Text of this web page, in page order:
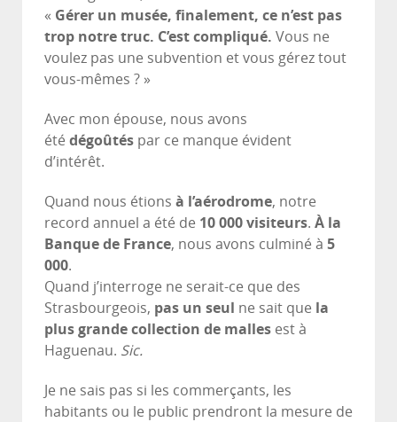
« Gérer un musée, finalement, ce n’est pas
trop notre truc. C’est compliqué. Vous ne
voulez pas une subvention et vous gérez tout
vous-mêmes ? »
Avec mon épouse, nous avons
été dégoûtés par ce manque évident
d’intérêt.
Quand nous étions à l’aérodrome, notre
record annuel a été de 10 000 visiteurs. À la
Banque de France, nous avons culminé à 5
000.
Quand j’interroge ne serait-ce que des
Strasbourgeois, pas un seul ne sait que la
plus grande collection de malles est à
Haguenau. Sic.
Je ne sais pas si les commerçants, les
habitants ou le public prendront la mesure de